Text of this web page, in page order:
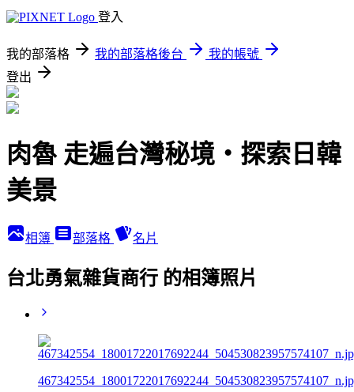
登入
我的部落格 我的部落格後台
我的帳號
登出
肉魯 走遍台灣秘境・探索日韓
美景
相簿 部落格 名片
台北勇氣雜貨商行 的相簿照片